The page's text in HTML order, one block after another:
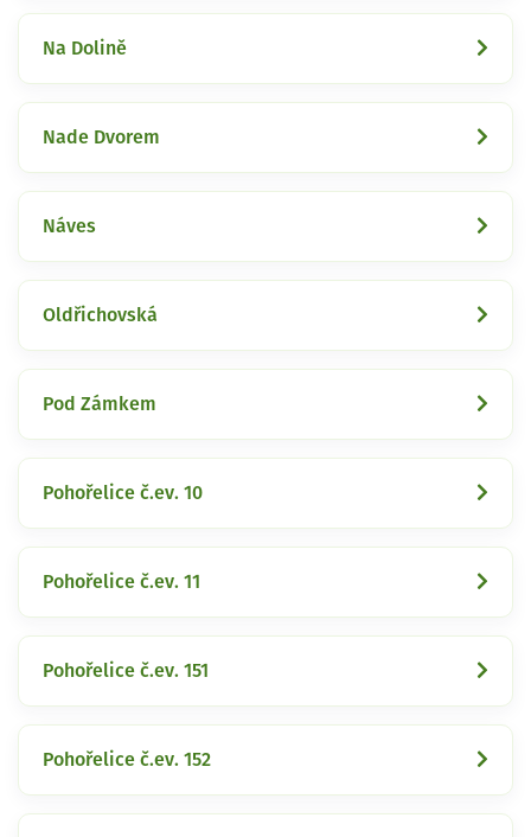
Na Dolině
Nade Dvorem
Náves
Oldřichovská
Pod Zámkem
Pohořelice č.ev. 10
Pohořelice č.ev. 11
Pohořelice č.ev. 151
Pohořelice č.ev. 152